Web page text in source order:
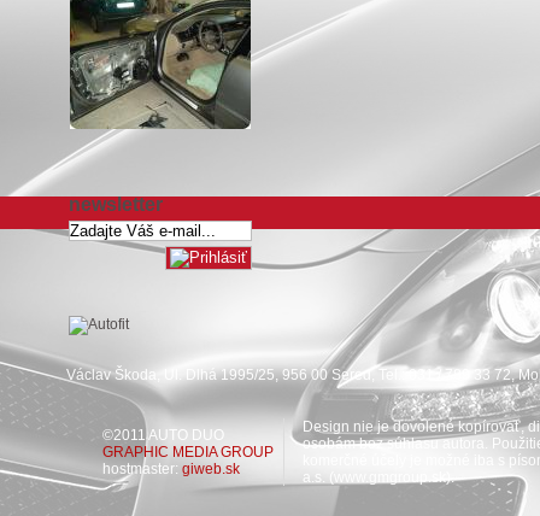
newsletter
Václav Škoda, Ul. Dlhá 1995/25, 956 00 Sereď, Tel.: 031 / 789 33 72,
©2011 AUTO DUO
GRAPHIC MEDIA GROUP
hostmaster: giweb.sk
Design nie je dovolené kopírovať,
osobám bez súhlasu autora.
komerčné účely je možné iba s
a.s. (www.gmgroup.sk).